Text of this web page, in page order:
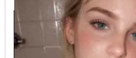
Mira nuestros videos